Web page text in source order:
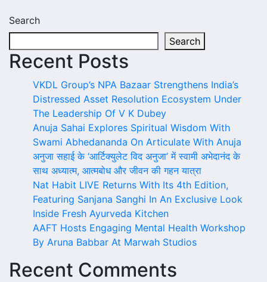
Search
Search
Recent Posts
VKDL Group’s NPA Bazaar Strengthens India’s
Distressed Asset Resolution Ecosystem Under
The Leadership Of V K Dubey
Anuja Sahai Explores Spiritual Wisdom With
Swami Abhedananda On Articulate With Anuja
अनुजा सहाई के ‘आर्टिक्युलेट विद अनुजा’ में स्वामी अभेदानंद के
साथ अध्यात्म, आत्मबोध और जीवन की गहन यात्रा
Nat Habit LIVE Returns With Its 4th Edition,
Featuring Sanjana Sanghi In An Exclusive Look
Inside Fresh Ayurveda Kitchen
AAFT Hosts Engaging Mental Health Workshop
By Aruna Babbar At Marwah Studios
Recent Comments